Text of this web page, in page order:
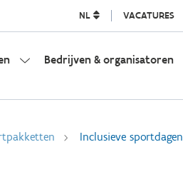
NL VACATURES
Bedrijven & organisatoren
Inclusieve sportdagen